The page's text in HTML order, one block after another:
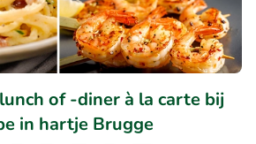
of -diner à la carte bij
in hartje Brugge